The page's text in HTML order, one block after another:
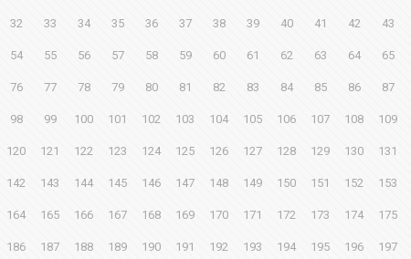
32 33 34 35 36 37 38 39 40 41 42 43
54 55 56 57 58 59 60 61 62 63 64 65
76 77 78 79 80 81 82 83 84 85 86 87
98 99 100 101 102 103 104 105 106 107 108 109
120 121 122 123 124 125 126 127 128 129 130 131
142 143 144 145 146 147 148 149 150 151 152 153
164 165 166 167 168 169 170 171 172 173 174 175
186 187 188 189 190 191 192 193 194 195 196 197